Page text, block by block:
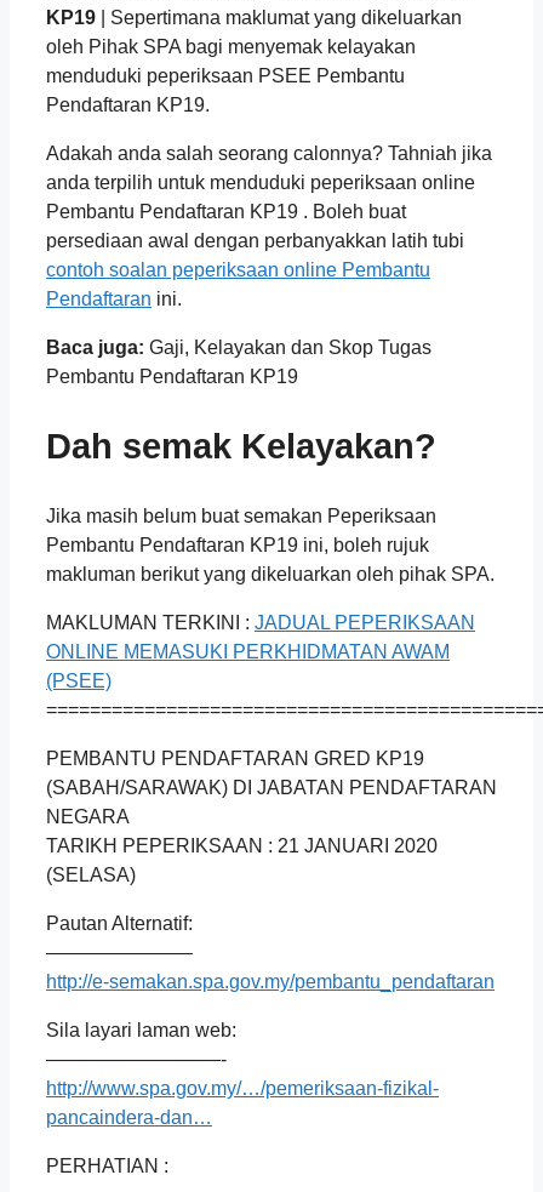
KP19 | Sepertimana maklumat yang dikeluarkan
oleh Pihak SPA bagi menyemak kelayakan
menduduki peperiksaan PSEE Pembantu
Pendaftaran KP19.
Adakah anda salah seorang calonnya? Tahniah jika
anda terpilih untuk menduduki peperiksaan online
Pembantu Pendaftaran KP19 . Boleh buat
persediaan awal dengan perbanyakkan latih tubi
contoh soalan peperiksaan online Pembantu
Pendaftaran ini.
Baca juga: Gaji, Kelayakan dan Skop Tugas
Pembantu Pendaftaran KP19
Dah semak Kelayakan?
Jika masih belum buat semakan Peperiksaan
Pembantu Pendaftaran KP19 ini, boleh rujuk
makluman berikut yang dikeluarkan oleh pihak SPA.
MAKLUMAN TERKINI : JADUAL PEPERIKSAAN
ONLINE MEMASUKI PERKHIDMATAN AWAM
(PSEE)
PEMBANTU PENDAFTARAN GRED KP19
(SABAH/SARAWAK) DI JABATAN PENDAFTARAN
NEGARA
TARIKH PEPERIKSAAN : 21 JANUARI 2020
(SELASA)
Pautan Alternatif:
———————–
http://e-semakan.spa.gov.my/pembantu_pendaftaran
Sila layari laman web:
—————————-
http://www.spa.gov.my/…/pemeriksaan-fizikal-
pancaindera-dan…
PERHATIAN :